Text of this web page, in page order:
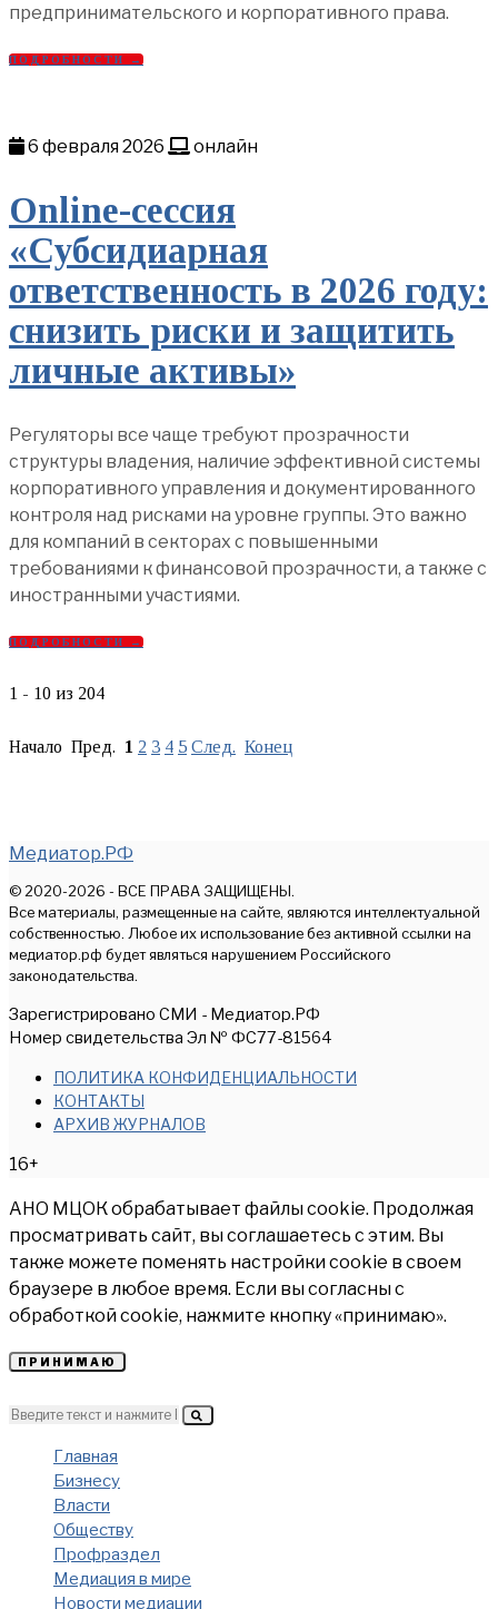
предпринимательского и корпоративного права.
ПОДРОБНОСТИ →
6 февраля 2026 онлайн
Online-сессия
«Субсидиарная
ответственность в 2026 году:
снизить риски и защитить
личные активы»
Регуляторы все чаще требуют прозрачности
структуры владения, наличие эффективной системы
корпоративного управления и документированного
контроля над рисками на уровне группы. Это важно
для компаний в секторах с повышенными
требованиями к финансовой прозрачности, а также с
иностранными участиями.
ПОДРОБНОСТИ →
1 - 10 из 204
Начало Пред. 1 2 3 4 5 След. Конец
Медиатор.РФ
© 2020-2026 - ВСЕ ПРАВА ЗАЩИЩЕНЫ.
Все материалы, размещенные на сайте, являются интеллектуальной
собственностью. Любое их использование без активной ссылки на
медиатор.рф будет являться нарушением Российского
законодательства.
Зарегистрировано СМИ - Медиатор.РФ
Номер свидетельства Эл № ФС77-81564
ПОЛИТИКА КОНФИДЕНЦИАЛЬНОСТИ
КОНТАКТЫ
АРХИВ ЖУРНАЛОВ
16+
АНО МЦОК обрабатывает файлы cookie. Продолжая
просматривать сайт, вы соглашаетесь с этим. Вы
также можете поменять настройки cookie в своем
браузере в любое время. Если вы согласны с
обработкой cookie, нажмите кнопку «принимаю».
ПРИНИМАЮ
Главная
Бизнесу
Власти
Обществу
Профраздел
Медиация в мире
Новости медиации